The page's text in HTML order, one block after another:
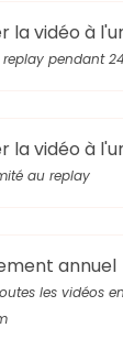
la vidéo à
replay pendant
la vidéo à
au replay
annuel
les vidéos